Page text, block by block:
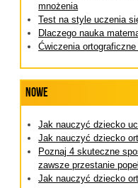
mnożenia
Test na style uczenia
Dlaczego nauka
Ćwiczenia
Nowe
Jak nauczyć dziecko
Jak nauczyć dziecko
Poznaj 4 skuteczne
zawsze przestanie
Jak nauczyć dziecko